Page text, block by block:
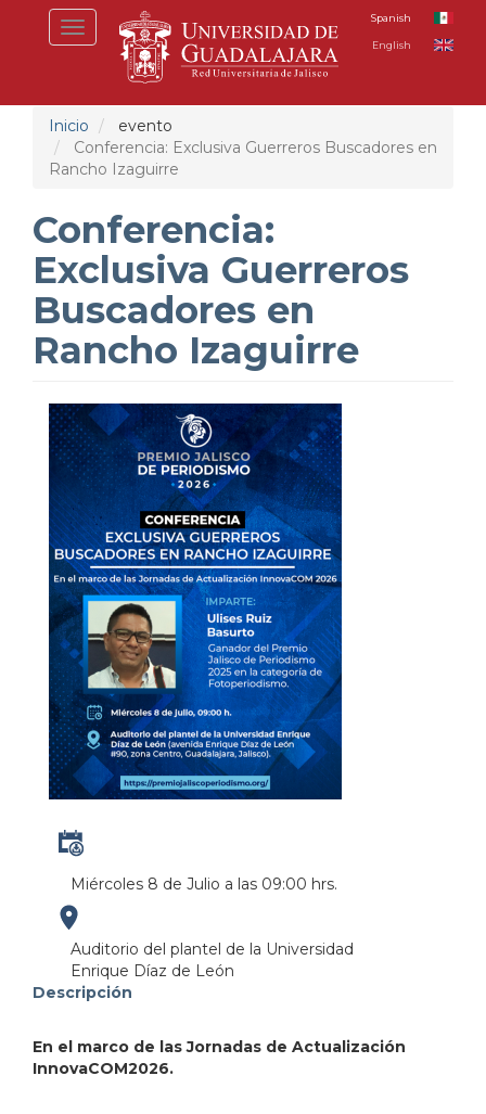
Toggle
navigation
Spanish
English
Inicio
evento
Conferencia: Exclusiva Guerreros Buscadores en
Rancho Izaguirre
Conferencia:
Exclusiva Guerreros
Buscadores en
Rancho Izaguirre
Miércoles 8 de Julio a las 09:00 hrs.
Auditorio del plantel de la Universidad
Enrique Díaz de León
Descripción
En el marco de las Jornadas de Actualización
InnovaCOM2026.